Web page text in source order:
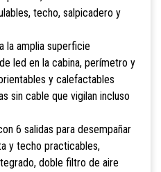
techo, salpicadero y
la amplia superficie
led en la cabina, perímetro y
y calefactables
sin cable que vigilan incluso
6 salidas para desempañar
y techo practicables,
doble filtro de aire